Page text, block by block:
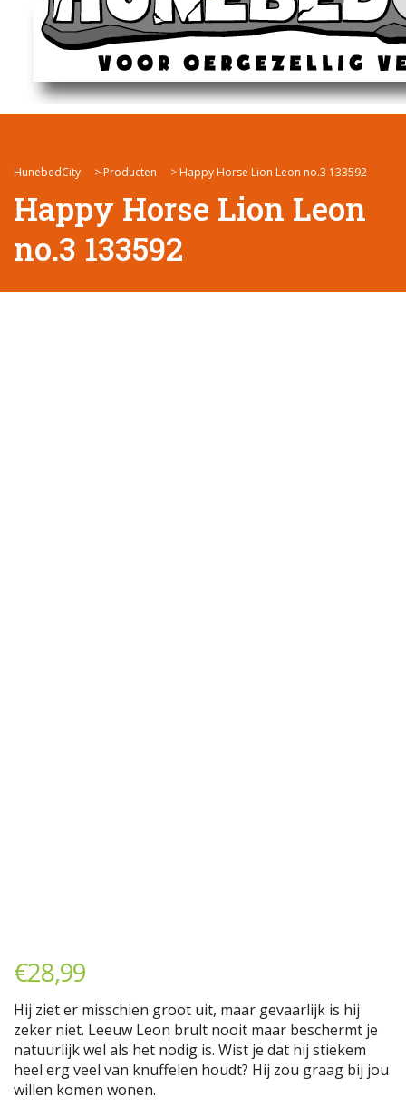
HunebedCity > Producten > Happy Horse Lion Leon no.3 133592
Happy Horse Lion Leon
no.3 133592
€28,99
Hij ziet er misschien groot uit, maar gevaarlijk is hij
zeker niet. Leeuw Leon brult nooit maar beschermt je
natuurlijk wel als het nodig is. Wist je dat hij stiekem
heel erg veel van knuffelen houdt? Hij zou graag bij jou
willen komen wonen.